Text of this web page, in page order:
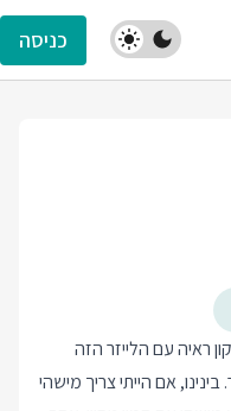
כניסה
ראיה עם הלייזר הזה
אם הייתי צריך מישהי